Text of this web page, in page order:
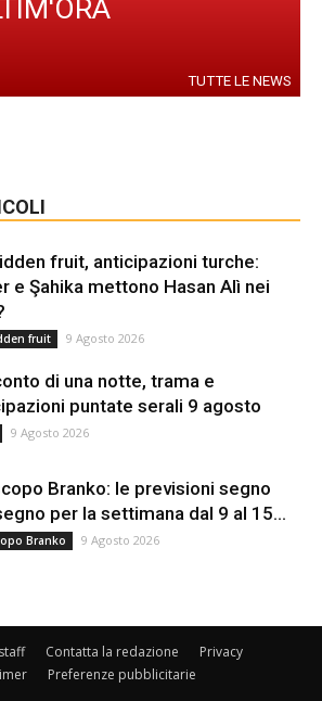
TUTTE LE NEWS
fruit, anticipazioni turche:
e Şahika mettono Hasan Alì nei
fruit 9 Agosto 2026
di una notte, trama e
puntate serali 9 agosto
9 Agosto 2026
Branko: le previsioni segno
per la settimana dal 9 al 15...
Branko 9 Agosto 2026
Contatta la redazione
Privacy
Preferenze pubblicitarie